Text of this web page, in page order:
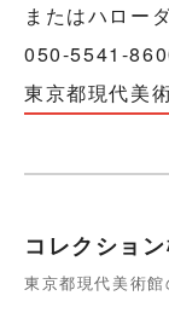
またはハロー
050-5541-
東京都現代美
コレクショ
東京都現代美術